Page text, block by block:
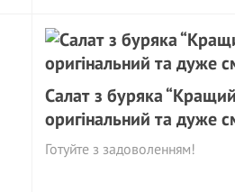
Салат з буряка
оригінальний та дуже
Готуйте з задоволенням!